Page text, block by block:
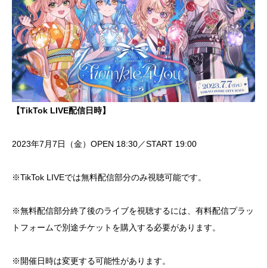
【TikTok LIVE配信日時】
2023年7月7日（金）OPEN 18:30／START 19:00
※TikTok LIVEでは無料配信部分のみ視聴可能です。
※無料配信部分終了後のライブを視聴するには、有料配信プラッ
トフォームで別途チケットを購入する必要があります。
※開催日時は変更する可能性があります。